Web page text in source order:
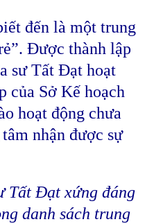
đến là một trung
Được thành lập
sư Tất Đạt hoạt
của Sở Kế hoạch
hoạt động chưa
nhận được sự
Tất Đạt xứng đáng
danh sách trung